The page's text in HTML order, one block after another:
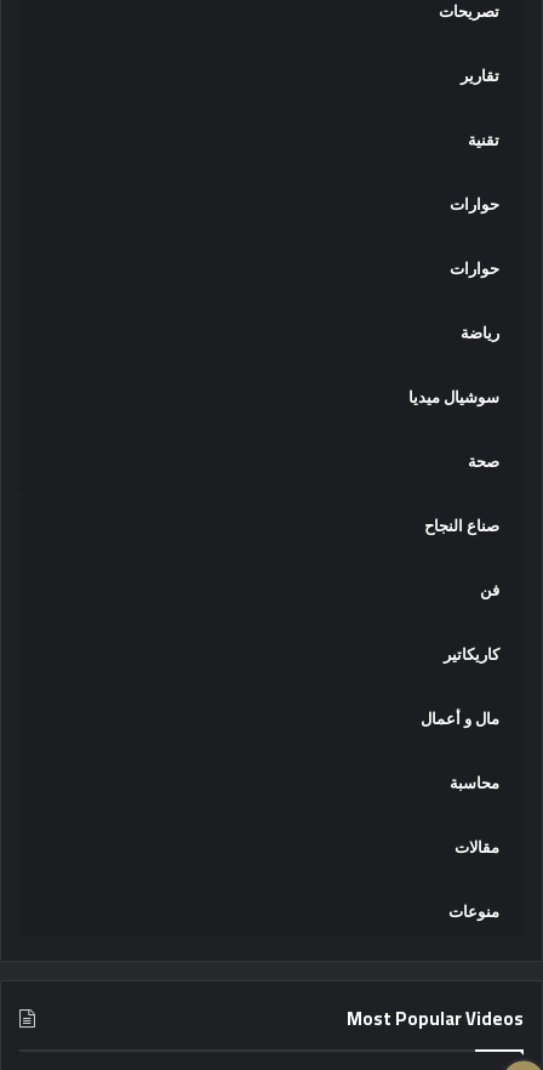
تصريحات
تقارير
تقنية
حوارات
حوارات
رياضة
سوشيال ميديا
صحة
صناع النجاح
فن
كاريكاتير
مال و أعمال
محاسبة
مقالات
منوعات
Most Popular Videos